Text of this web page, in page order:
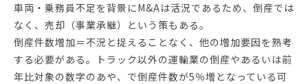
車両・乗務員不足を背景にM&Aは活況であるため、倒産では
なく、売却（事業承継）という策もある。
倒産件数増加＝不況と捉えることなく、他の増加要因を熟考
する必要がある。トラック以外の運輸業の倒産やあるいは前
年比対象の数字のあや、で倒産件数が5％増となっている可